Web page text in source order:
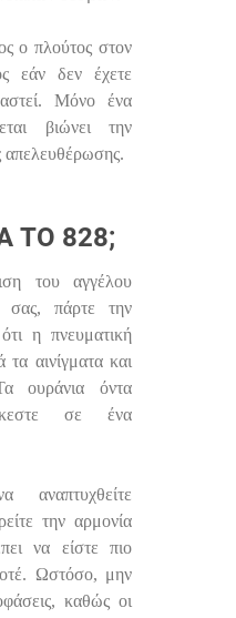
ο πλούτος στον
εάν δεν έχετε
Μόνο ένα
βιώνει την
απελευθέρωσης.
ΤΟ 828;
του αγγέλου
πάρτε την
η πνευματική
τα αινίγματα και
ουράνια όντα
σε ένα
την αρμονία
να είστε πιο
Ωστόσο, μην
καθώς οι